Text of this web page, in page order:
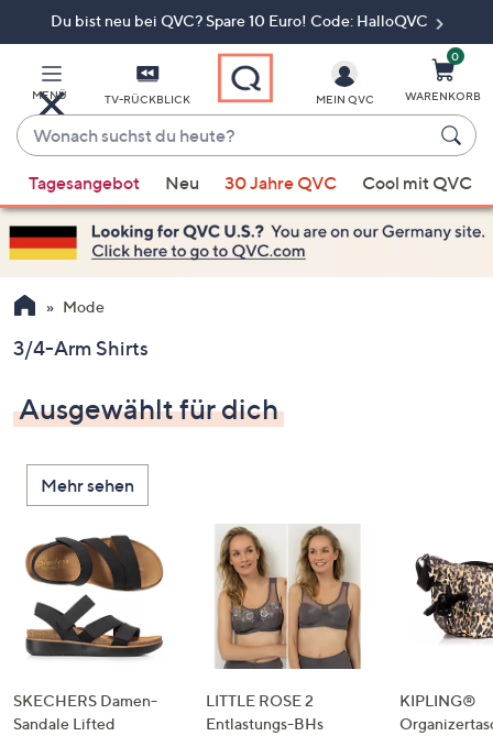
Du bist neu bei QVC? Spare 10 Euro! Code: HalloQVC
MENÜ TV-RÜCKBLICK
Wonach
suchst
du
heute?
Vorschläge
verfügbar
sind,
verwenden
Sie
Pfeiltasten
oben
und
nach
unten
oder
wischen
Sie
Touch-
Geräten
links
bzw.
MEIN QVC
0
WARENKORB
Tagesangebot Neu 30 Jahre QVC Cool mit QVC
Mode
3/4-Arm Shirts
Ausgewählt für dich
Mehr sehen
SKECHERS Damen-
Sandale Lifted
LITTLE ROSE 2
Entlastungs-BHs
KIPLING®